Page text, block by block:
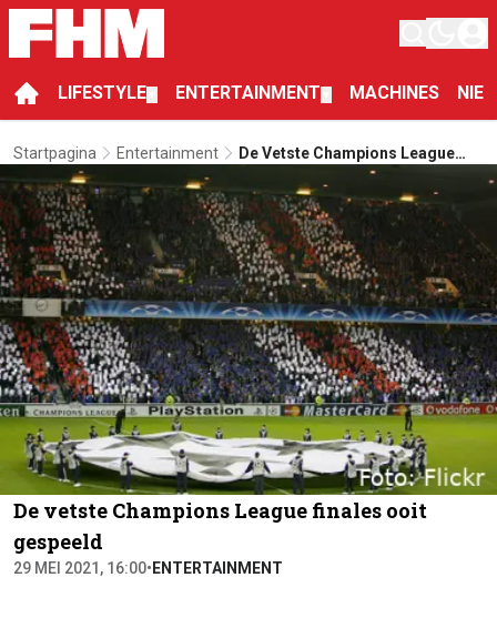
LIFESTYLE ENTERTAINMENT MACHINES
Startpagina Entertainment
De Vetste Champions League
Finales Ooit Gespeeld
De vetste Champions League finales ooit
gespeeld
29 MEI 2021, 16:00•ENTERTAINMENT